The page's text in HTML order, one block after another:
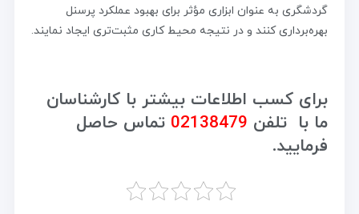
گردشگری به عنوان ابزاری مؤثر برای بهبود عملکرد پرسنل
بهره‌برداری کنند و در نتیجه محیط کاری مثبت‌تری ایجاد نمایند.
برای کسب اطلاعات بیشتر با کارشناسان
ما با تلفن 02138479 تماس حاصل
فرمایید.